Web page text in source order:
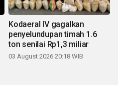
Kodaeral IV gagalkan
penyelundupan timah 1.6
ton senilai Rp1,3 miliar
03 August 2026 20:18 WIB